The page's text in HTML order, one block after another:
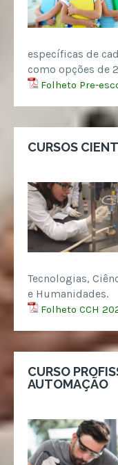
específicas de
como opções de
Folheto Pre-
CURSOS
Tecnologias,
e Humanidades.
Folheto CCH
CURSO
AUTOMAÇÃO